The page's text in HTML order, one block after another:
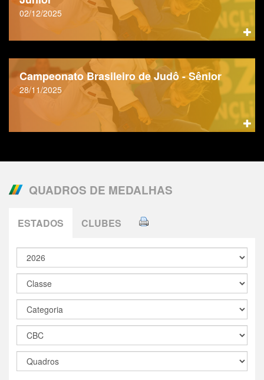
02/12/2025
Campeonato Brasileiro de Judô - Sênior
28/11/2025
QUADROS DE MEDALHAS
ESTADOS CLUBES